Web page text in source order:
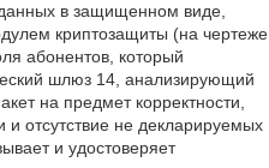
в защищенном виде,
криптозащиты (на чертеже
абонентов, который
шлюз 14, анализирующий
на предмет корректности,
отсутствие не декларируемых
и удостоверяет